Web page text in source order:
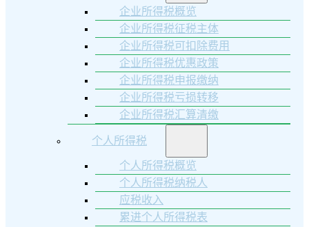
企业所得税概览
企业所得税征税主体
企业所得税可扣除费用
企业所得税优惠政策
企业所得税申报缴纳
企业所得税亏损转移
企业所得税汇算清缴
个人所得税
个人所得税概览
个人所得税纳税人
应税收入
累进个人所得税表